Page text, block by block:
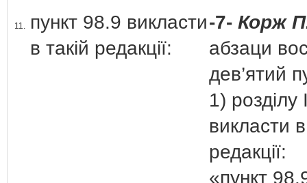
11.
пункт 98.9 викласти
в такій редакції:
-7- Корж
абзаци
дев’ятий
1) розділу
викласти в
редакції:
«пункт